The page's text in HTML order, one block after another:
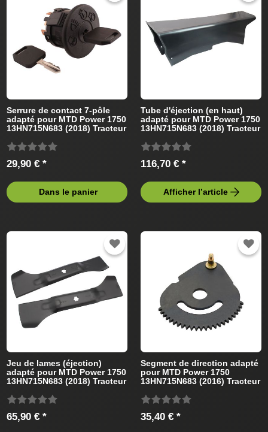
Serrure de contact 7-pôle
adapté pour MTD Power 1750
13HN715N683 (2018) Tracteur
29,90 € *
Dans le panier
Tube d'éjection (en haut)
adapté pour MTD Power 1750
13HN715N683 (2018) Tracteur
116,70 € *
Afficher l’article
Jeu de lames (éjection)
adapté pour MTD Power 1750
13HN715N683 (2018) Tracteur
65,90 € *
Segment de direction adapté
pour MTD Power 1750
13HN715N683 (2016) Tracteur
35,40 € *